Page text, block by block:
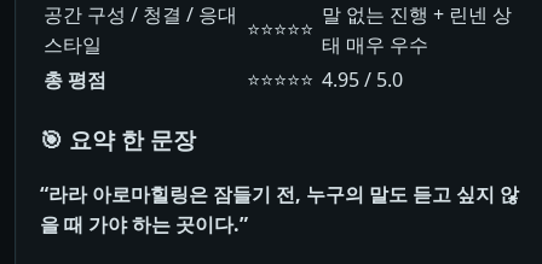
공간 구성 / 청결 / 응대
스타일
⭐⭐⭐⭐⭐
말 없는 진행 + 린넨 상
태 매우 우수
총 평점
⭐⭐⭐⭐⭐ 4.95 / 5.0
🎯 요약 한 문장
“라라 아로마힐링은 잠들기 전, 누구의 말도 듣고 싶지 않
을 때 가야 하는 곳이다.”